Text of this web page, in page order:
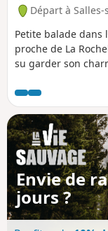
Départ à
Petite balade dans
proche de La
su garder son
Envie de
jours ?